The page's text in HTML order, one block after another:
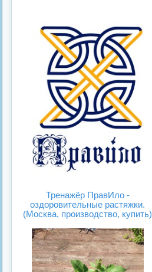
Тренажёр ПравИло -
оздоровительные растяжки.
(Москва, производство, купить)